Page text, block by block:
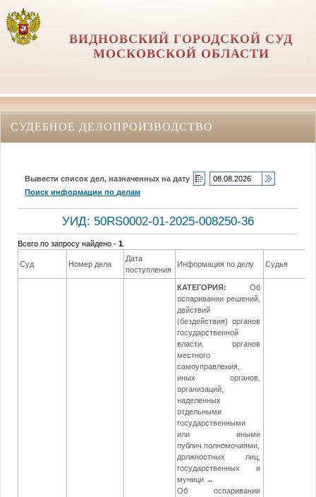
ВИДНОВСКИЙ ГОРОДСКОЙ СУД
МОСКОВСКОЙ ОБЛАСТИ
СУДЕБНОЕ ДЕЛОПРОИЗВОДСТВО
Вывести список дел, назначенных на дату
Поиск информации по делам
УИД: 50RS0002-01-2025-008250-36
Всего по запросу найдено -1
Суд Номер дела
Дата
поступления
Информация по делу Судья
КАТЕГОРИЯ:
Об
оспаривании решений,
действий
(бездействия) органов
государственной
власти, органов
местного
самоуправления,
иных органов,
организаций,
наделенных
отдельными
государственными
или иными
публич.полномочиями,
должностных лиц,
государственных и
муници →
Об оспаривании